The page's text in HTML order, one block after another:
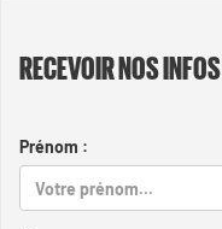
RECEVOIR NOS INFOS
Prénom :